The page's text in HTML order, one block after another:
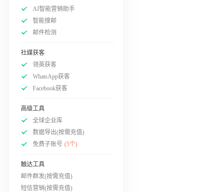
AI智能营销助手
智能搜邮
邮件检测
社媒获客
领英获客
WhatsApp获客
Facebook获客
高级工具
全球企业库
数据导出(按需充值)
免费子账号 (5个)
触达工具
邮件群发(按需充值)
短信营销(按需充值)